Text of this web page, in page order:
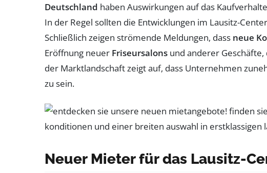
Deutschland haben Auswirkungen auf das
In der Regel sollten die Entwicklungen im Lausitz-
Schließlich zeigen strömende Meldungen, dass neue
Eröffnung neuer Friseursalons und anderer
der Marktlandschaft zeigt auf, dass Unternehmen
zu sein.
Neuer Mieter für das Lausitz-